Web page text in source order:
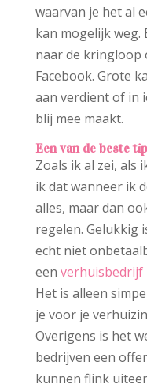
waarvan je het al
kan mogelijk weg.
naar de kringloop
Facebook. Grote
aan verdient of in
blij mee maakt.
Een van de beste
Zoals ik al zei, als
ik dat wanneer ik
alles, maar dan
regelen. Gelukkig
echt niet
een verhuisbedrijf
Het is alleen
je voor je
Overigens is het
bedrijven een
kunnen flink